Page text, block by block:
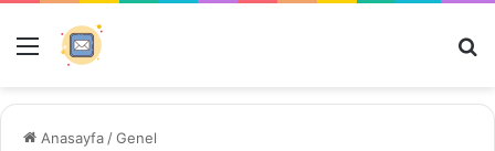
Menü
Anasayfa /Genel